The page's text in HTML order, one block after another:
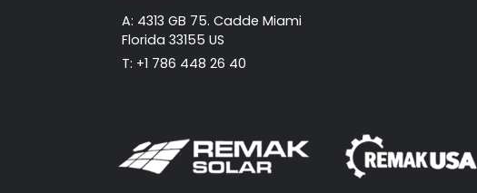
A: 4313 GB 75. Cadde Miami
Florida 33155 US
T: +1 786 448 26 40